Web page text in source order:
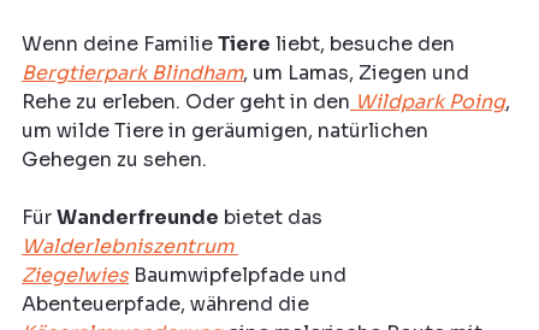
Wenn deine Familie Tiere liebt, besuche den
Bergtierpark Blindham, um Lamas, Ziegen und
Rehe zu erleben. Oder geht in den Wildpark Poing,
um wilde Tiere in geräumigen, natürlichen
Gehegen zu sehen.
Für Wanderfreunde bietet das
Walderlebniszentrum
Ziegelwies Baumwipfelpfade und
Abenteuerpfade, während die